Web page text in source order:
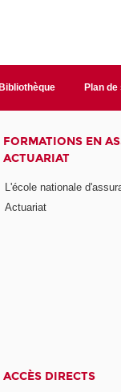
Bibliothèque Plan de
FORMATIONS EN
ACTUARIAT
L'école nationale
Actuariat
ACCÈS DIRECTS